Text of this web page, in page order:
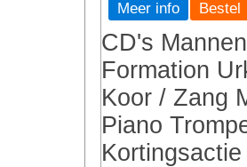
Meer info
CD's
Formation
Koor / Zang
Piano